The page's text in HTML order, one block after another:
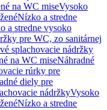
na WC miseVysoko
Nízko a stredne
a stredne vysoko
pre WC, zo sanitárnej
splachovacie nádržky
na WC miseNáhradné
rúrky pre
diely pre
nádržkyVysoko
Nízko a stredne